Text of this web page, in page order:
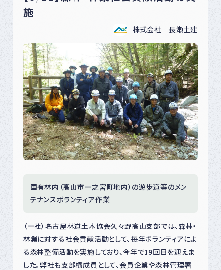
施
株式会社 長瀬土建
国有林内（高山市一之宮町地内）の遊歩道等のメン
テナンスボランティア作業
（一社）名古屋林道土木協会久々野高山支部では、森林・
林業に対する社会貢献活動として、毎年ボランティアによ
る森林整備活動を実施しており、今年で19回目を迎えま
した。弊社も支部構成員として、会員企業や森林管理署